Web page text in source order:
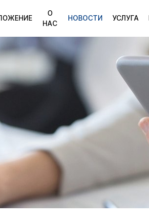
О
НАС
НОВОСТИ УСЛУГА